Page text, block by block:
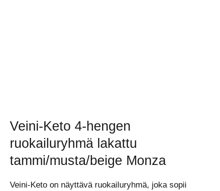
Veini-Keto 4-hengen
ruokailuryhmä lakattu
tammi/musta/beige Monza
Veini-Keto on näyttävä ruokailuryhmä, joka sopii